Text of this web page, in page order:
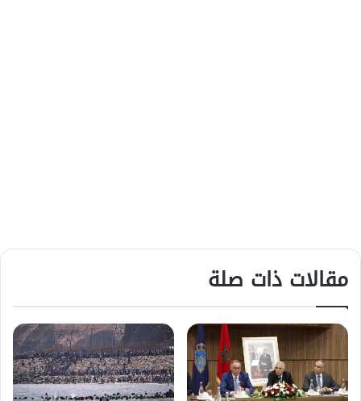
مقالات ذات صلة